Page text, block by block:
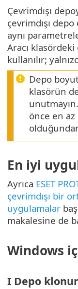
Çevrimdışı
çevrimdışı
aynı
Aracı
kullanılır;
Depo
klasörün
önce en az
En iyi
Ayrıca ESET
çevrimdışı bir
uygulamalar
makalesine de
Windows
I Depo